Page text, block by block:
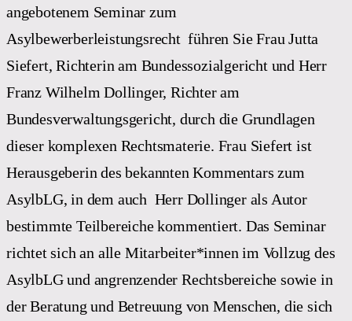
angebotenem Seminar zum
Asylbewerberleistungsrecht führen Sie Frau Jutta
Siefert, Richterin am Bundessozialgericht und Herr
Franz Wilhelm Dollinger, Richter am
Bundesverwaltungsgericht, durch die Grundlagen
dieser komplexen Rechtsmaterie. Frau Siefert ist
Herausgeberin des bekannten Kommentars zum
AsylbLG, in dem auch Herr Dollinger als Autor
bestimmte Teilbereiche kommentiert. Das Seminar
richtet sich an alle Mitarbeiter*innen im Vollzug des
AsylbLG und angrenzender Rechtsbereiche sowie in
der Beratung und Betreuung von Menschen, die sich